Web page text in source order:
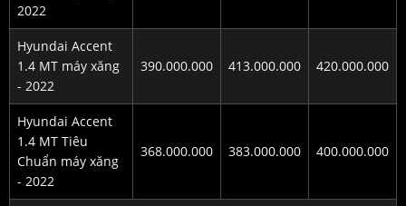
2022
Hyundai Accent
1.4 MT máy xăng
- 2022
390.000.000 413.000.000 420.000.000
Hyundai Accent
1.4 MT Tiêu
Chuẩn máy xăng
- 2022
368.000.000 383.000.000 400.000.000